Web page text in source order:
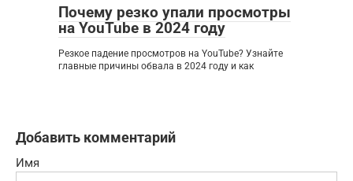
Почему резко упали просмотры
на YouTube в 2024 году
Резкое падение просмотров на YouTube? Узнайте
главные причины обвала в 2024 году и как
Добавить комментарий
Имя